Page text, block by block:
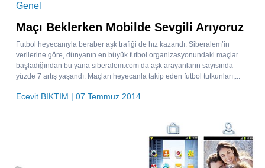
Genel
Maçı Beklerken Mobilde Sevgili Arıyoruz
Futbol heyecanıyla beraber aşk trafiği de hız kazandı. Siberalem’in
verilerine göre, dünyanın en büyük futbol organizasyonundaki maçlar
başladığından bu yana siberalem.com’da aşk arayanların sayısında
yüzde 7 artış yaşandı. Maçları heyecanla takip eden futbol tutkunları,...
Ecevit BIKTIM | 07 Temmuz 2014